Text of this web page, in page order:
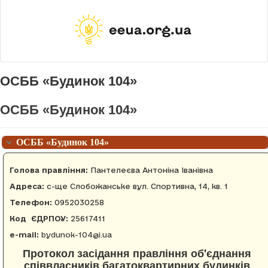
ОСББ «Будинок 104»
ОСББ «Будинок 104»
ОСББ «Будинок 104»
Голова правління: Пантелеєва Антоніна Іванівна
Адреса: с-ще Слобожанське вул. Спортивна, 14, кв. 1
Телефон: 0952030258
Код ЄДРПОУ: 25617411
е-mail: bydunok-104@i.ua
Протокол засідання правління об'єднання